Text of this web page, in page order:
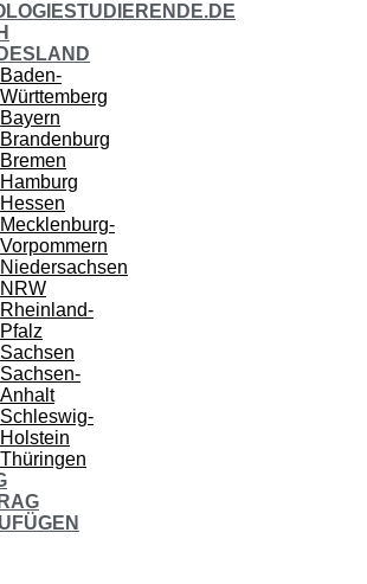
Baden-
Württemberg
Bayern
Brandenburg
Bremen
Hamburg
Hessen
Mecklenburg-
Vorpommern
Niedersachsen
NRW
Rheinland-
Pfalz
Sachsen
Sachsen-
Anhalt
Schleswig-
Holstein
Thüringen